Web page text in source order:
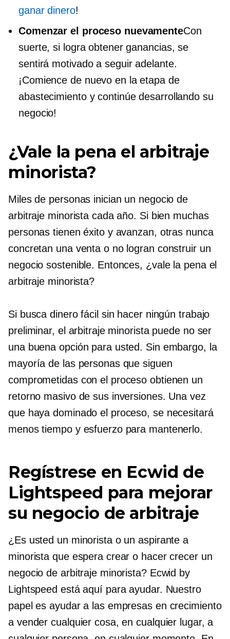
ganar dinero!
Comenzar el proceso nuevamenteCon
suerte, si logra obtener ganancias, se
sentirá motivado a seguir adelante.
¡Comience de nuevo en la etapa de
abastecimiento y continúe desarrollando su
negocio!
¿Vale la pena el arbitraje
minorista?
Miles de personas inician un negocio de
arbitraje minorista cada año. Si bien muchas
personas tienen éxito y avanzan, otras nunca
concretan una venta o no logran construir un
negocio sostenible. Entonces, ¿vale la pena el
arbitraje minorista?
Si busca dinero fácil sin hacer ningún trabajo
preliminar, el arbitraje minorista puede no ser
una buena opción para usted. Sin embargo, la
mayoría de las personas que siguen
comprometidas con el proceso obtienen un
retorno masivo de sus inversiones. Una vez
que haya dominado el proceso, se necesitará
menos tiempo y esfuerzo para mantenerlo.
Regístrese en Ecwid de
Lightspeed para mejorar
su negocio de arbitraje
¿Es usted un minorista o un aspirante a
minorista que espera crear o hacer crecer un
negocio de arbitraje minorista? Ecwid by
Lightspeed está aquí para ayudar. Nuestro
papel es ayudar a las empresas en crecimiento
a vender cualquier cosa, en cualquier lugar, a